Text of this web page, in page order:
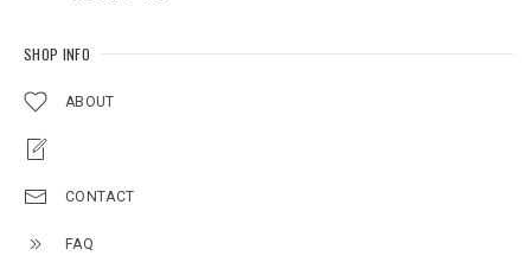
SHOP INFO
ABOUT
CONTACT
FAQ